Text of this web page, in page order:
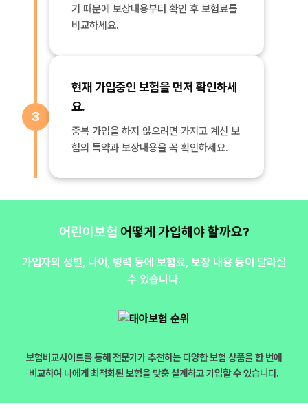
기 때문에 보장내용부터 확인 후 보험료를
비교하세요.
3
현재 가입중인 보험을 먼저 확인하세
요.
중복 가입을 하지 않으려면 가지고 계신 보
험의 특약과 보장내용을 꼭 확인하세요.
어린이보험 어떻게 가입해야 할까요?
가입자의 성별, 나이, 병력 등에 보험료, 보장 내용 등이 달라질
수 있습니다.
보험비교사이트를 통해 전문가가 추천하는 다양한 보험 상품을 한 번에
비교하여 나에게 최적화된 보험을 맞춤 설계하고 가입할 수 있습니다.